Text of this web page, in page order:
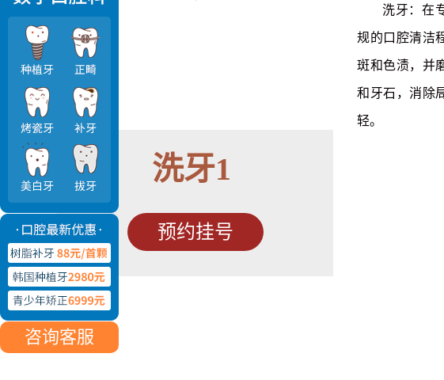
洗牙1
预约挂号
洗牙：在
规的口腔清洁
斑和色渍，并
和牙石，消除
轻。
咨询客服